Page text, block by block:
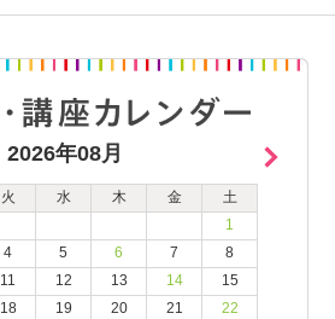
2026年08月
火 水 木 金
土
1
4 5 6 7
8
11 12 13 14
15
18 19 20 21
22